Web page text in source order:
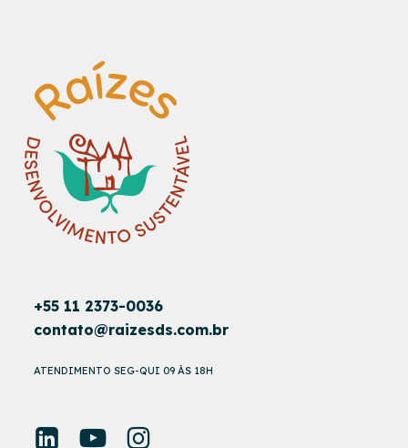
+55 11 2373-0036
contato@raizesds.com.br
ATENDIMENTO SEG-QUI 09 ÀS 18H